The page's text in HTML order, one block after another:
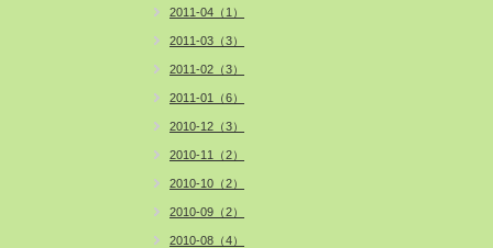
2011-04（1）
2011-03（3）
2011-02（3）
2011-01（6）
2010-12（3）
2010-11（2）
2010-10（2）
2010-09（2）
2010-08（4）